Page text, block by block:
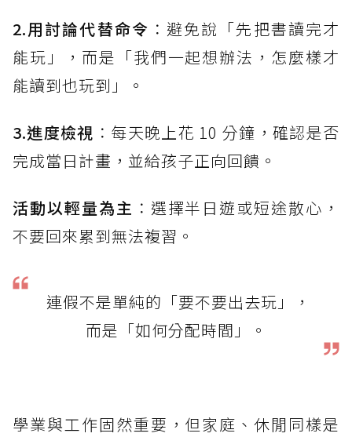
2.用討論代替命令 ：避免說「先把書讀完才
能玩」，而是「我們一起想辦法，怎麼樣才
能讀到也玩到」。
3.進度檢視 ：每天晚上花 10 分鐘，確認是否
完成當日計畫，並給孩子正向回饋。
活動以輕量為主 ：選擇半日遊或短途散心，
不要回來累到無法複習。
連假不是單純的「要不要出去玩」，
而是「如何分配時間」。
學業與工作固然重要，但家庭、休閒同樣是